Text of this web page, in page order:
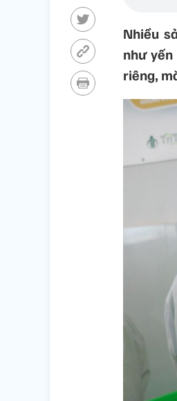
Nhiều
như
riêng,